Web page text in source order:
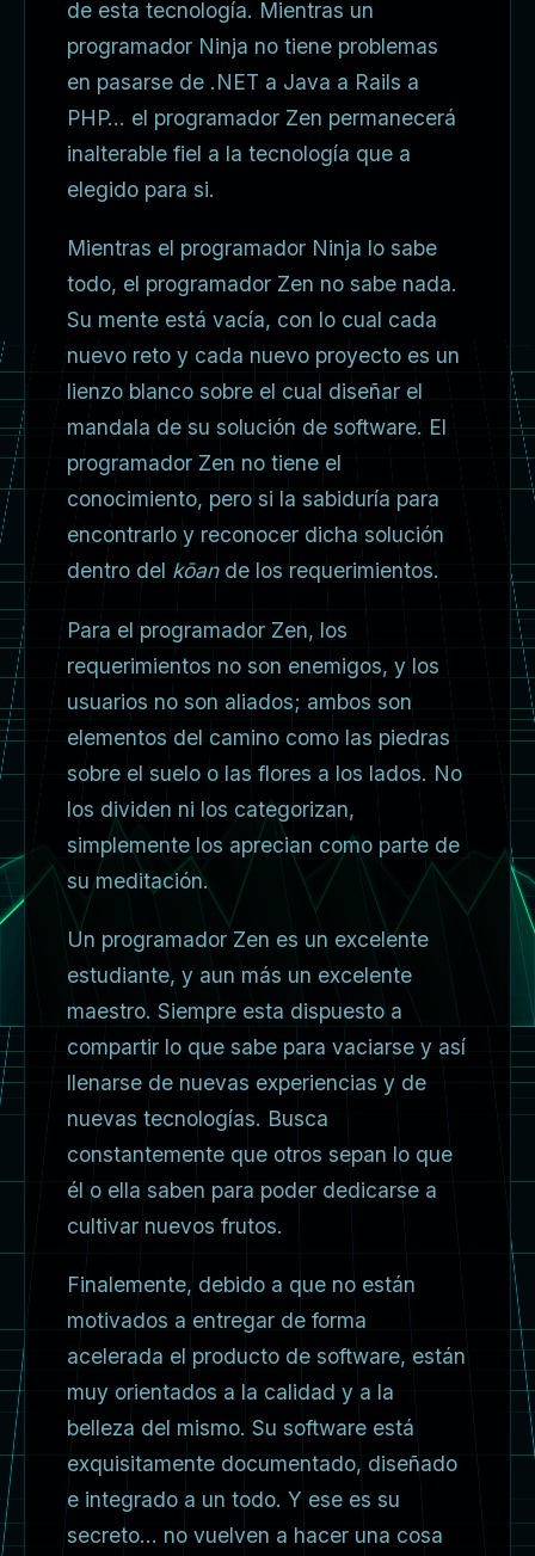
de esta tecnología. Mientras un
programador Ninja no tiene problemas
en pasarse de .NET a Java a Rails a
PHP… el programador Zen permanecerá
inalterable fiel a la tecnología que a
elegido para si.
Mientras el programador Ninja lo sabe
todo, el programador Zen no sabe nada.
Su mente está vacía, con lo cual cada
nuevo reto y cada nuevo proyecto es un
lienzo blanco sobre el cual diseñar el
mandala de su solución de software. El
programador Zen no tiene el
conocimiento, pero si la sabiduría para
encontrarlo y reconocer dicha solución
dentro del kōande los requerimientos.
Para el programador Zen, los
requerimientos no son enemigos, y los
usuarios no son aliados; ambos son
elementos del camino como las piedras
sobre el suelo o las flores a los lados. No
los dividen ni los categorizan,
simplemente los aprecian como parte de
su meditación.
Un programador Zen es un excelente
estudiante, y aun más un excelente
maestro. Siempre esta dispuesto a
compartir lo que sabe para vaciarse y así
llenarse de nuevas experiencias y de
nuevas tecnologías. Busca
constantemente que otros sepan lo que
él o ella saben para poder dedicarse a
cultivar nuevos frutos.
Finalemente, debido a que no están
motivados a entregar de forma
acelerada el producto de software, están
muy orientados a la calidad y a la
belleza del mismo. Su software está
exquisitamente documentado, diseñado
e integrado a un todo. Y ese es su
secreto… no vuelven a hacer una cosa